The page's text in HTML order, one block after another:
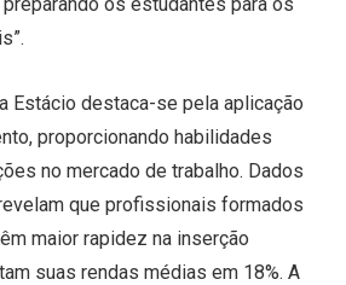
Estácio destaca-se pela aplicação
proporcionando habilidades
no mercado de trabalho. Dados
que profissionais formados
maior rapidez na inserção
suas rendas médias em 18%. A